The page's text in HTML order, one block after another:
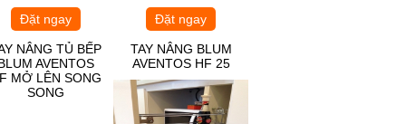
Đặt ngay
NÂNG TỦ BẾP
AVENTOS
MỞ LÊN SONG
SONG
Đặt ngay
TAY NÂNG BLUM
AVENTOS HF 25